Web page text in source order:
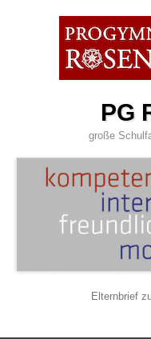
PG
große
Elternbrief